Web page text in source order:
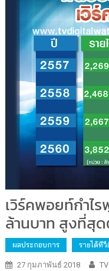
เวิร์คพอยท์กำไ
ล้านบาท สูงที่สุ
ผลประกอบการ รายได้ที
27 กุมภาพันธ์ 2018